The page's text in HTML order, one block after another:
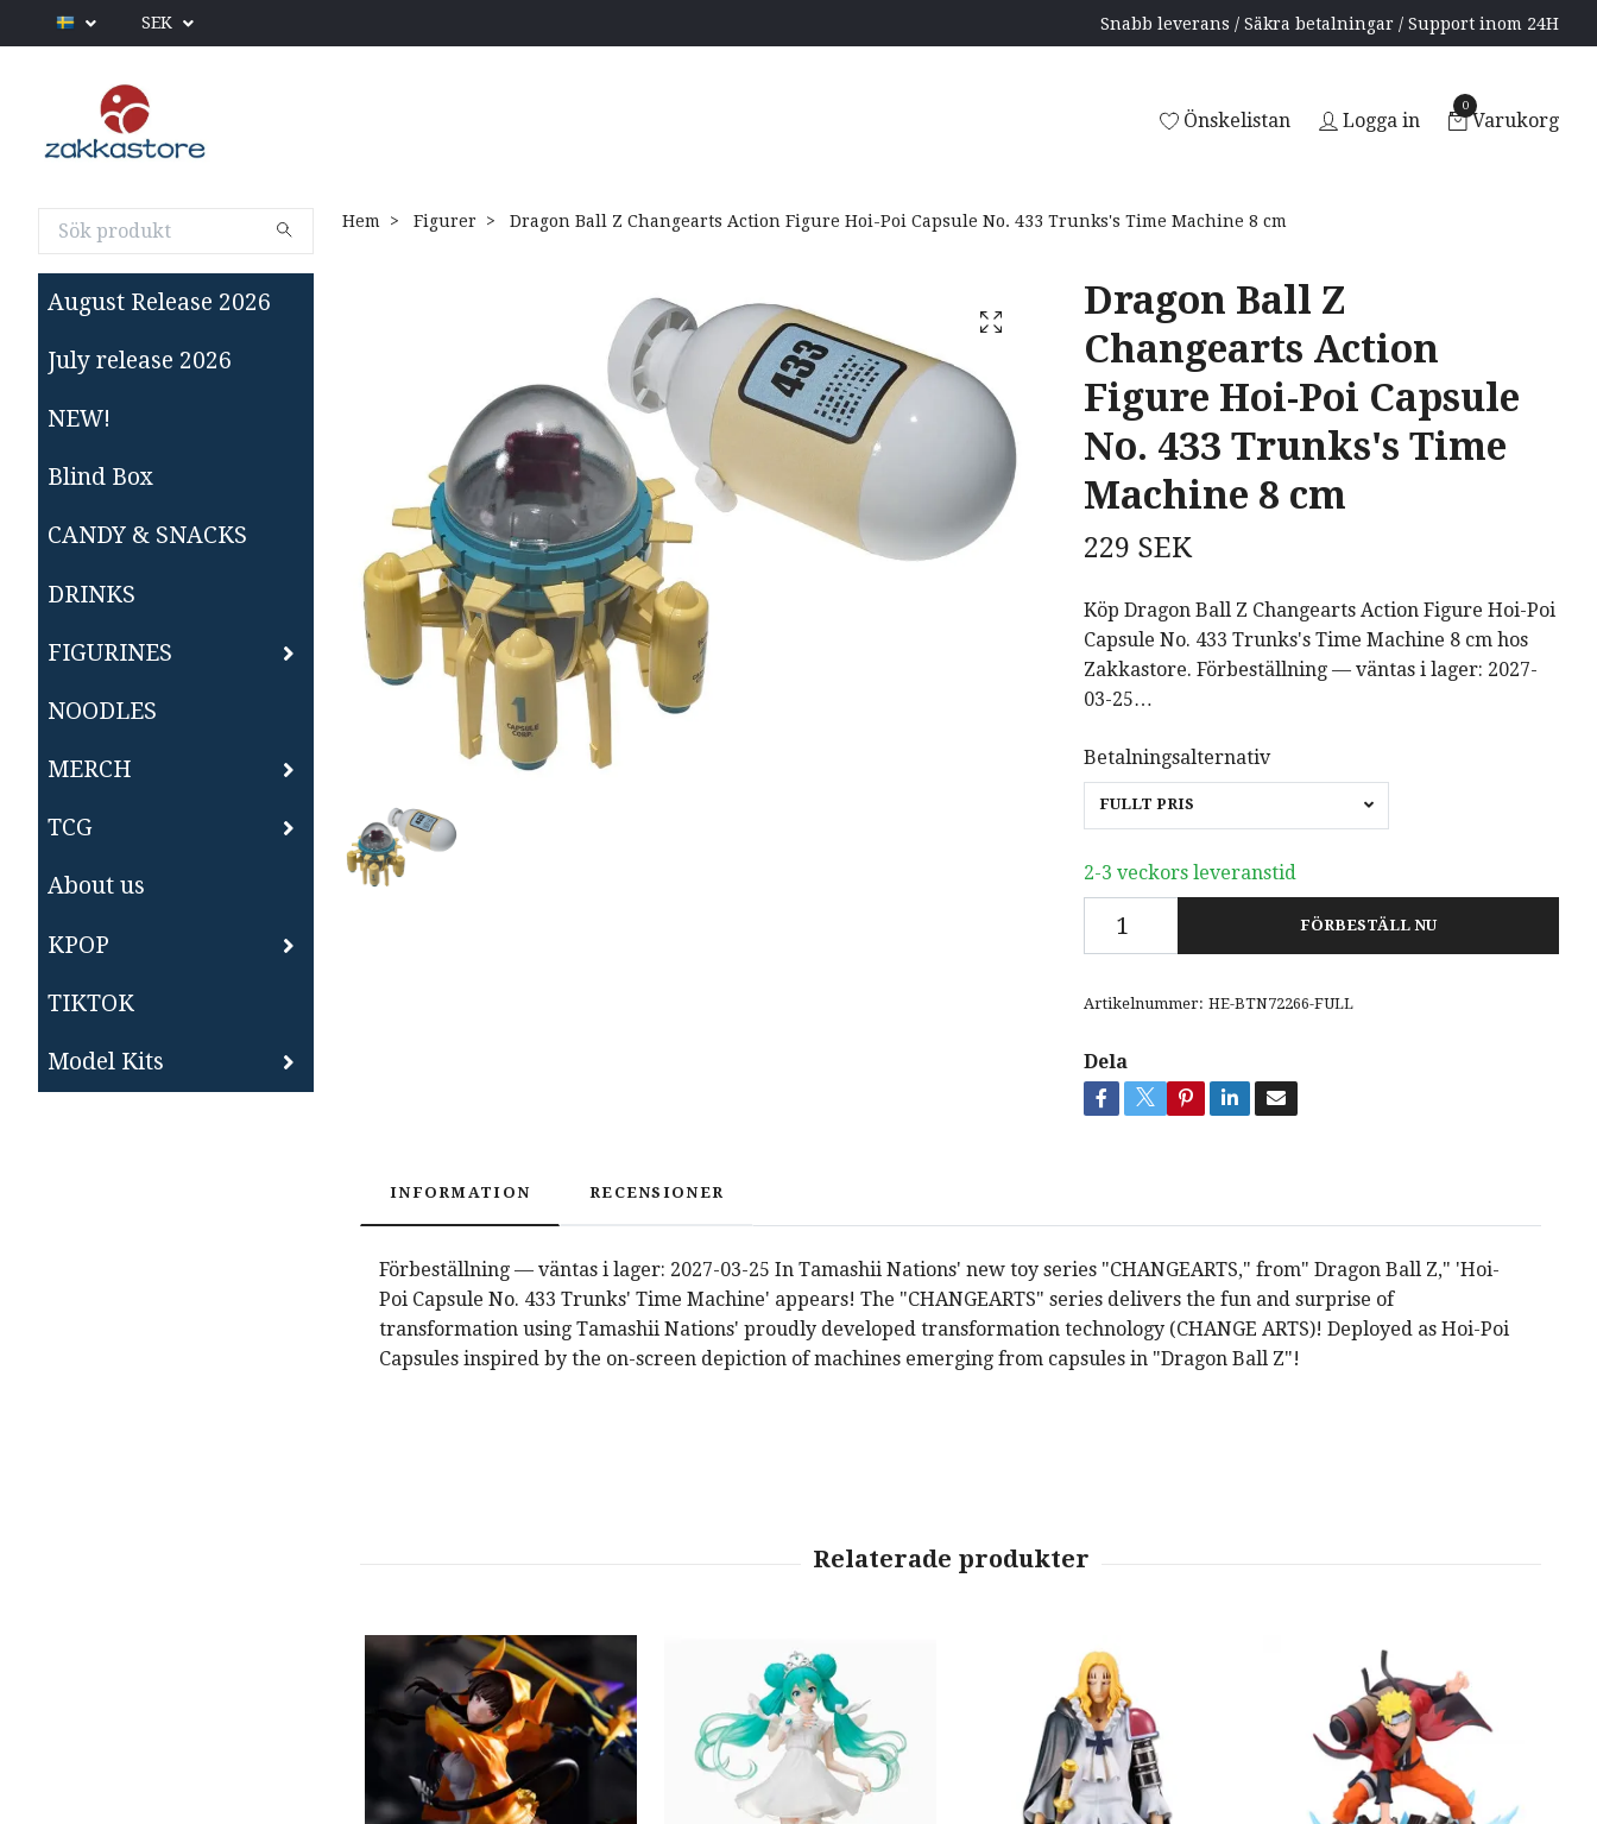
SEK Snabb leverans / Säkra betalningar / Support inom 24H
Önskelistan Logga in
0
Varukorg
August Release 2026
July release 2026
NEW!
Blind Box
CANDY & SNACKS
DRINKS
FIGURINES
NOODLES
MERCH
TCG
About us
KPOP
TIKTOK
Model Kits
Hem Figurer Dragon Ball Z Changearts Action Figure Hoi-Poi Capsule No. 433 Trunks's Time Machine 8 cm
Dragon Ball Z
Changearts Action
Figure Hoi-Poi Capsule
No. 433 Trunks's Time
Machine 8 cm
229 SEK
Köp Dragon Ball Z Changearts Action Figure Hoi-Poi
Capsule No. 433 Trunks's Time Machine 8 cm hos
Zakkastore. Förbeställning — väntas i lager: 2027-
03-25…
Betalningsalternativ
FULLT PRIS
2-3 veckors leveranstid
FÖRBESTÄLL NU
Artikelnummer: HE-BTN72266-FULL
Dela
INFORMATION RECENSIONER
Förbeställning — väntas i lager: 2027-03-25 In Tamashii Nations' new toy series "CHANGEARTS," from" Dragon Ball Z," 'Hoi-
Poi Capsule No. 433 Trunks' Time Machine' appears! The "CHANGEARTS" series delivers the fun and surprise of
transformation using Tamashii Nations' proudly developed transformation technology (CHANGE ARTS)! Deployed as Hoi-Poi
Capsules inspired by the on-screen depiction of machines emerging from capsules in "Dragon Ball Z"!